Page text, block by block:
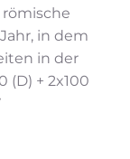
in dem
in der
(D) + 2x100